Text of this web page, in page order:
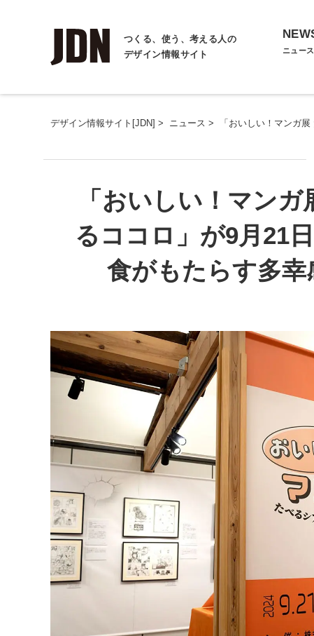
つくる、使う、考える人の
デザイン情報サイト
ニュース
デザイン情報サイト[JDN] > ニュース > 「おいしい！マンガ
「おいしい！マン
るココロ」が9月21
食がもたらす多幸